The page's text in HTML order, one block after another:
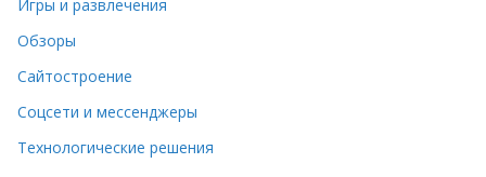
Игры и развлечения
Обзоры
Сайтостроение
Соцсети и мессенджеры
Технологические решения